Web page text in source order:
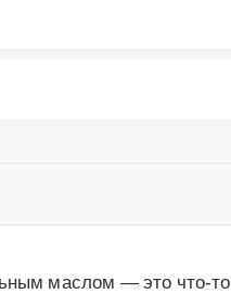
маслом — это что-то